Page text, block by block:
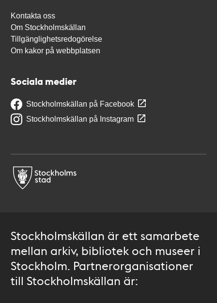
Kontakta oss
Om Stockholmskällan
Tillgänglighetsredogörelse
Om kakor på webbplatsen
Sociala medier
Stockholmskällan på Facebook
Stockholmskällan på Instagram
Stockholmskällan är ett samarbete
mellan arkiv, bibliotek och museer i
Stockholm. Partnerorganisationer
till Stockholmskällan är: